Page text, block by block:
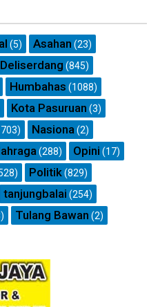
(5) Asahan (23)
Deliserdang (845)
Humbahas (1088)
Kota Pasuruan (3)
Nasiona(2)
(288) Opini (17)
Politik(829)
tanjungbalai (254)
Tulang Bawan (2)